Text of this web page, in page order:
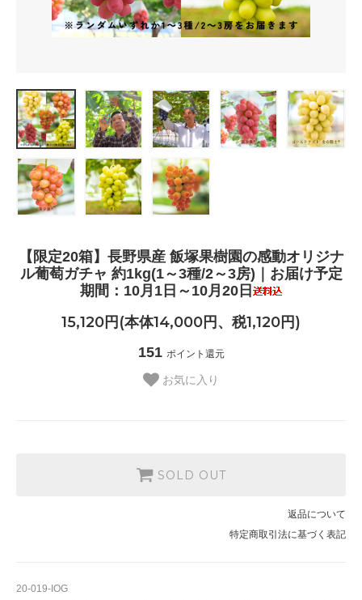
【限定20箱】長野県産 飯塚果樹園の感動オリジナ
ル葡萄ガチャ 約1kg(1～3種/2～3房)｜お届け予定
期間：10月1日～10月20日
15,120円(本体14,000円、税1,120円)
151 ポイント還元
お気に入り
SOLD OUT
返品について
特定商取引法に基づく表記
20-019-IOG